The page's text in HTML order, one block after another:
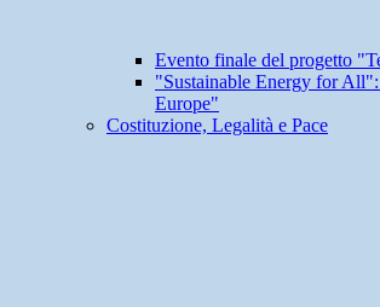
Evento finale del progetto
"Sustainable Energy for
Europe"
Costituzione, Legalità e Pace